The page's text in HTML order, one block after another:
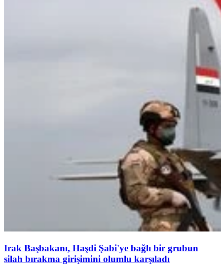
Irak Başbakanı, Haşdi Şabi'ye bağlı bir grubun
silah bırakma girişimini olumlu karşıladı